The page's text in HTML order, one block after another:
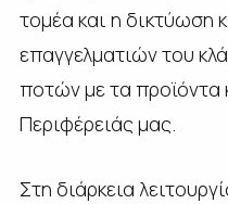
τομέα και η δικτύωση
επαγγελματιών του
ποτών με τα
Περιφέρειάς μας.
Στη διάρκεια